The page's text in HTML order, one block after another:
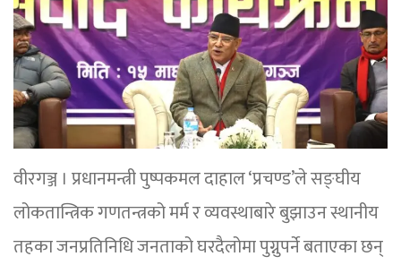
वीरगञ्ज । प्रधानमन्त्री पुष्पकमल दाहाल ‘प्रचण्ड’ले सङ्घीय
लोकतान्त्रिक गणतन्त्रको मर्म र व्यवस्थाबारे बुझाउन स्थानीय
तहका जनप्रतिनिधि जनताको घरदैलोमा पुग्नुपर्ने बताएका छन्